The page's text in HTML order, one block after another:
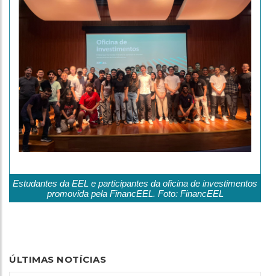
Estudantes da EEL e participantes da oficina de investimentos
promovida pela FinancEEL. Foto: FinancEEL
ÚLTIMAS NOTÍCIAS